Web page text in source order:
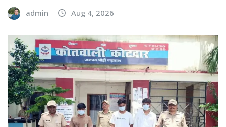
admin Aug 4, 2026